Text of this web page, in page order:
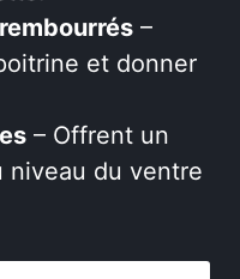
–
et donner
– Offrent un
niveau du ventre